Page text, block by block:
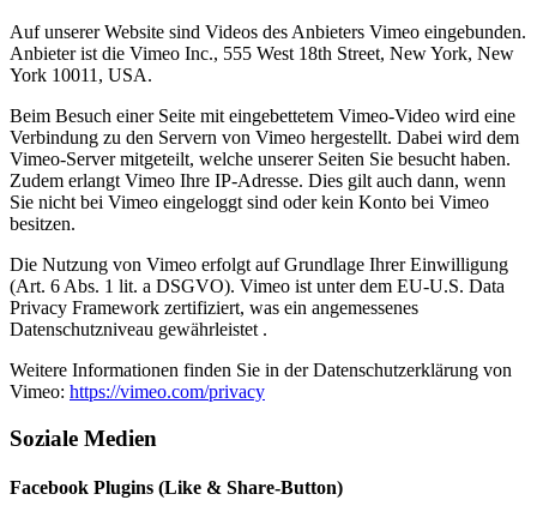
Auf unserer Website sind Videos des Anbieters Vimeo eingebunden.
Anbieter ist die Vimeo Inc., 555 West 18th Street, New York, New
York 10011, USA.
Beim Besuch einer Seite mit eingebettetem Vimeo-Video wird eine
Verbindung zu den Servern von Vimeo hergestellt. Dabei wird dem
Vimeo-Server mitgeteilt, welche unserer Seiten Sie besucht haben.
Zudem erlangt Vimeo Ihre IP-Adresse. Dies gilt auch dann, wenn
Sie nicht bei Vimeo eingeloggt sind oder kein Konto bei Vimeo
besitzen.
Die Nutzung von Vimeo erfolgt auf Grundlage Ihrer Einwilligung
(Art. 6 Abs. 1 lit. a DSGVO). Vimeo ist unter dem EU-U.S. Data
Privacy Framework zertifiziert, was ein angemessenes
Datenschutzniveau gewährleistet .
Weitere Informationen finden Sie in der Datenschutzerklärung von
Vimeo: https://vimeo.com/privacy
Soziale Medien
Facebook Plugins (Like & Share-Button)